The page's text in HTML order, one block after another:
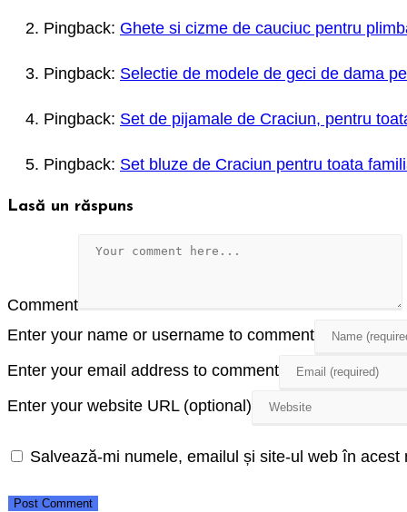
Pingback: Ghete si cizme de cauciuc pentru
Pingback: Selectie de modele de geci de dama
Pingback: Set de pijamale de Craciun, pentru
Pingback: Set bluze de Craciun pentru toata
Lasă un răspuns
Comment
Enter your name or username to comment
Enter your email address to comment
Enter your website URL (optional)
Salvează-mi numele, emailul și site-ul web în